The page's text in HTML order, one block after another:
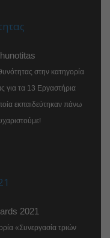
στην κατηγορία
για τα 13 Εργαστήρια
εκπαιδεύτηκαν πάνω
«Συνεργασία τριών